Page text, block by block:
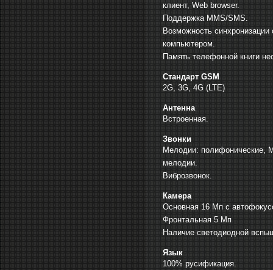
клиент, Web browser.
Поддержка MMS/SMS.
Возможность синхронизации
компьютером.
Память телефонной книги
Стандарт GSM
2G, 3G, 4G (LTE)
Антенна
Встроенная.
Звонки
Мелодии: полифонические,
мелодии.
Виброзвонок.
Камера
Основная 16 Мп с
Фронтальная 5 Мп
Наличие светодиодной
Язык
100% русификация.